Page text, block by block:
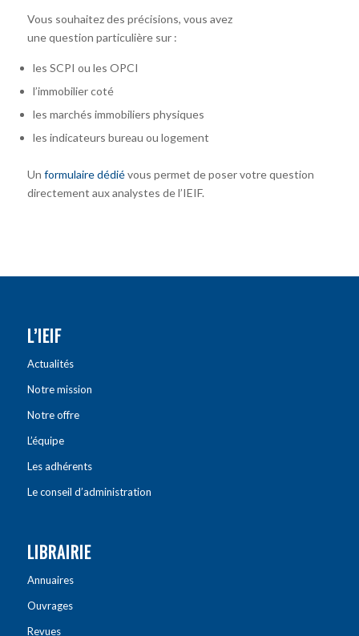
Vous souhaitez des précisions, vous avez
une question particulière sur :
les SCPI ou les OPCI
l’immobilier coté
les marchés immobiliers physiques
les indicateurs bureau ou logement
Un formulaire dédiévous permet de poser votre question
directement aux analystes de l’IEIF.
L’IEIF
Actualités
Notre mission
Notre offre
L’équipe
Les adhérents
Le conseil d’administration
LIBRAIRIE
Annuaires
Ouvrages
Revues